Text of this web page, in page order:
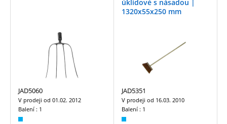
JAD5060
V prodeji od 01.02. 2012
Balení : 1
úklidové s násadou |
1320x55x250 mm
JAD5351
V prodeji od 16.03. 2010
Balení : 1